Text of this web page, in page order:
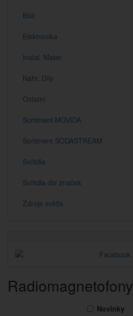
Bílá
Elektronika
Instal. Mater
Náhr. Díly
Ostatní
Sortiment MOVIDA
Sortiment SODASTREAM
Svítidla
Svítidla dle značek
Zdroje světla
Radiomagnetofony
Novinky